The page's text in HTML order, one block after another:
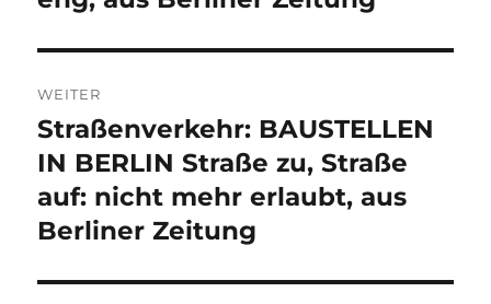
WEITER
Nächster
Beitrag:
Straßenverkehr: BAUSTELLEN
IN BERLIN Straße zu, Straße
auf: nicht mehr erlaubt, aus
Berliner Zeitung